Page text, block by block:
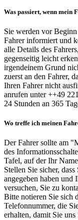
Was passiert, wenn
Sie werden vor
Fahrer informiert und
alle Details des
gegenseitig leicht
irgendeinem Grund
zuerst an den Fahrer,
Ihren Fahrer nicht
anrufen unter ++49
24 Stunden an 365
Wo treffe ich meinen
Der Fahrer sollte am
des
Tafel, auf der Ihr
Stellen Sie sicher,
angegeben haben und
versuchen, Sie zu
Bitte notieren Sie sich
Telefonnummer, die
erhalten, damit Sie